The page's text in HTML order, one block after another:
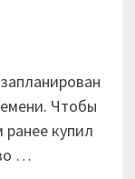
Чтобы
купил
…